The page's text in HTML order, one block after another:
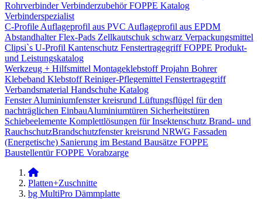
Rohrverbinder Verbinderzubehör FOPPE Katalog
Verbinderspezialist
C-Profile Auflageprofil aus PVC Auflageprofil aus EPDM
Abstandhalter Flex-Pads Zellkautschuk schwarz Verpackungsmittel
Clipsi`s U-Profil Kantenschutz Fenstertragegriff FOPPE Produkt-
und Leistungskatalog
Werkzeug + Hilfsmittel Montageklebstoff Projahn Bohrer
Klebeband Klebstoff Reiniger-Pflegemittel Fenstertragegriff
Verbandsmaterial Handschuhe Katalog
Fenster Aluminiumfenster kreisrund Lüftungsflügel für den
nachträglichen Einbau​Aluminiumtüren Sicherheitstüren
Schiebeelemente Komplettlösungen für Insektenschutz Brand- und
Rauchschutz​Brandschutzfenster kreisrund NRWG Fassaden
(Energetische) Sanierung im Bestand Bausätze FOPPE
Baustellentür FOPPE Vorabzarge
Platten+Zuschnitte
bg MultiPro Dämmplatte